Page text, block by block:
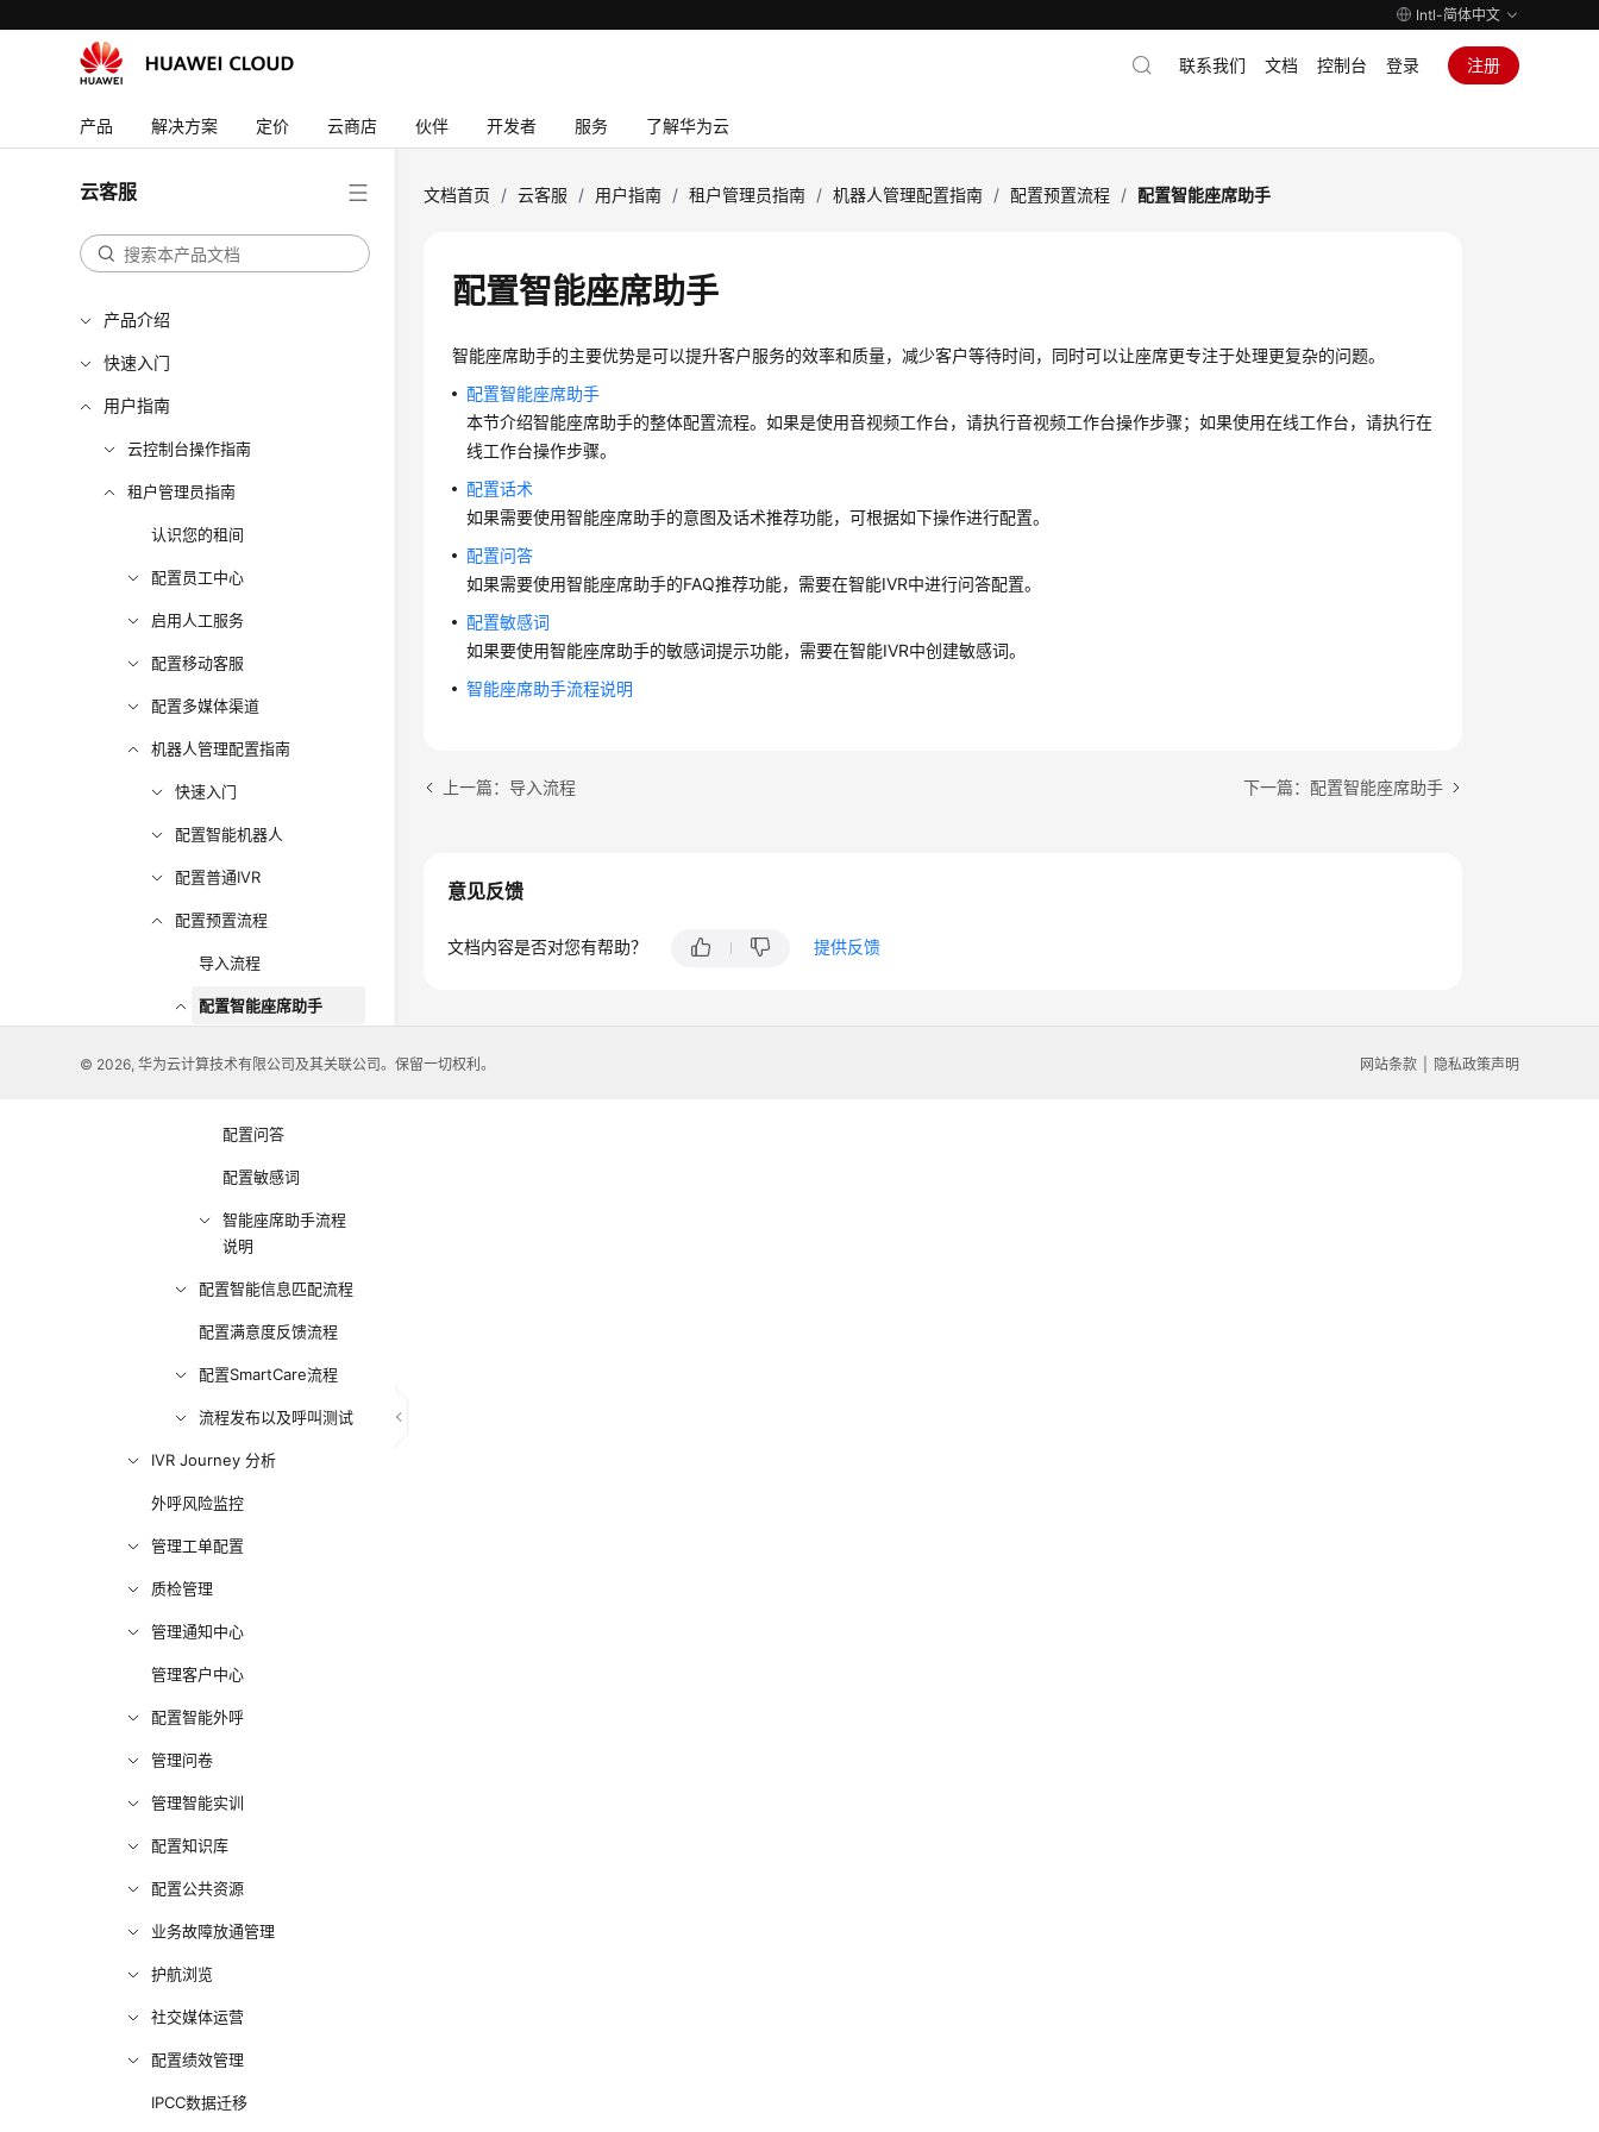
Intl-简体中文
产品 解决方案 定价 云商店 伙伴 开发者 服务 了解华为云
联系我们 文档 控制台 登录 注册
云客服
产品介绍
快速入门
用户指南
云控制台操作指南
租户管理员指南
认识您的租间
配置员工中心
启用人工服务
配置移动客服
配置多媒体渠道
机器人管理配置指南
快速入门
配置智能机器人
配置普通IVR
配置预置流程
导入流程
配置智能座席助手
配置问答
配置敏感词
智能座席助手流程
说明
配置智能信息匹配流程
配置满意度反馈流程
配置SmartCare流程
流程发布以及呼叫测试
IVR Journey 分析
外呼风险监控
管理工单配置
质检管理
管理通知中心
管理客户中心
配置智能外呼
管理问卷
管理智能实训
配置知识库
配置公共资源
业务故障放通管理
护航浏览
社交媒体运营
配置绩效管理
IPCC数据迁移
文档首页 / 云客服 / 用户指南 / 租户管理员指南 / 机器人管理配置指南 / 配置预置流程 / 配置智能座席助手
配置智能座席助手
智能座席助手的主要优势是可以提升客户服务的效率和质量，减少客户等待时间，同时可以让座席更专注于处理更复杂的问题。
配置智能座席助手
本节介绍智能座席助手的整体配置流程。如果是使用音视频工作台，请执行音视频工作台操作步骤；如果使用在线工作台，请执行在
线工作台操作步骤。
配置话术
如果需要使用智能座席助手的意图及话术推荐功能，可根据如下操作进行配置。
配置问答
如果需要使用智能座席助手的FAQ推荐功能，需要在智能IVR中进行问答配置。
配置敏感词
如果要使用智能座席助手的敏感词提示功能，需要在智能IVR中创建敏感词。
智能座席助手流程说明
上一篇：导入流程 下一篇：配置智能座席助手
意见反馈
文档内容是否对您有帮助？ 提供反馈
© 2026, 华为云计算技术有限公司及其关联公司。保留一切权利。 网站条款 隐私政策声明